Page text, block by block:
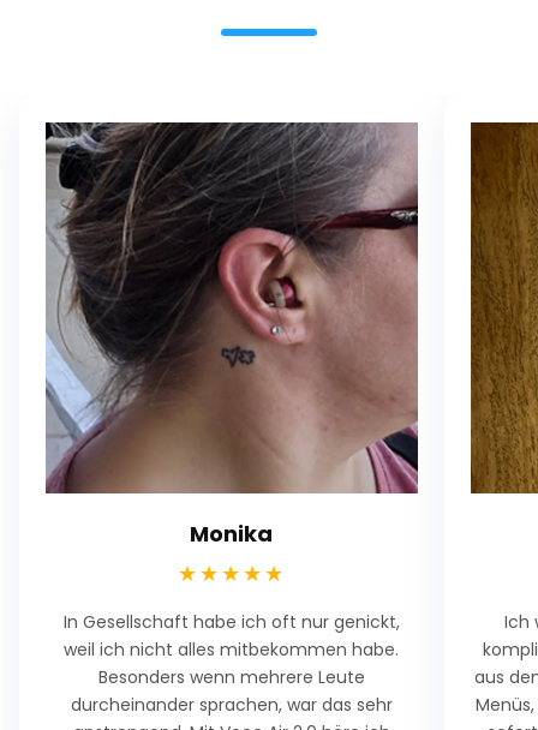
Monika
★★★★★
In Gesellschaft habe ich oft nur genickt,
weil ich nicht alles mitbekommen habe.
Besonders wenn mehrere Leute
durcheinander sprachen, war das sehr
Ich
aus